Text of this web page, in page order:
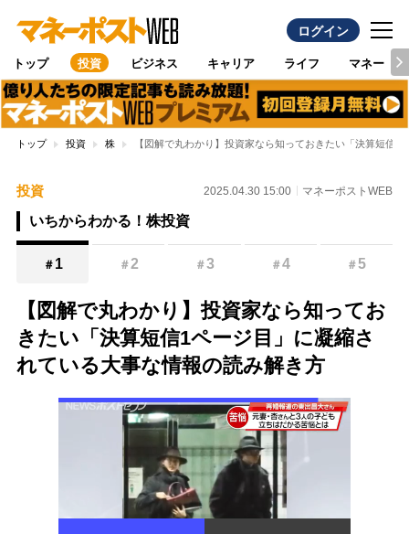
ログイン
トップ 投資 ビジネス キャリア ライフ マネー
トップ 投資 株 【図解で丸わかり】投資家なら知っておきたい「決算短信
投資 2025.04.30 15:00 マネーポストWEB
いちからわかる！株投資
＃ 1 ＃2 ＃3 ＃4 ＃5
【図解で丸わかり】投資家なら知ってお
きたい「決算短信1ページ目」に凝縮さ
れている大事な情報の読み解き方